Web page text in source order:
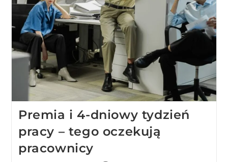
Premia i 4-dniowy tydzień
pracy – tego oczekują
pracownicy